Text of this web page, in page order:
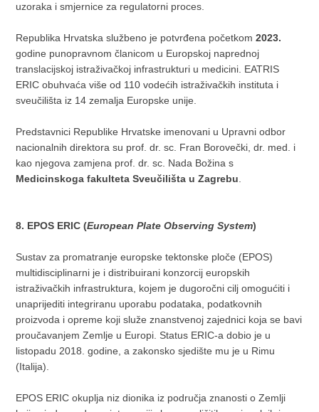
uzoraka i smjernice za regulatorni proces.
Republika Hrvatska službeno je potvrđena početkom2023.
godine punopravnom članicom u Europskoj naprednoj
translacijskoj istraživačkoj infrastrukturi u medicini. EATRIS
ERIC obuhvaća više od 110 vodećih istraživačkih instituta i
sveučilišta iz 14 zemalja Europske unije.
Predstavnici Republike Hrvatske imenovani u Upravni odbor
nacionalnih direktora su prof. dr. sc. Fran Borovečki, dr. med. i
kao njegova zamjena prof. dr. sc. Nada Božina s
Medicinskoga fakulteta Sveučilišta u Zagrebu
8. EPOS ERIC (European Plate Observing System)
Sustav za promatranje europske tektonske ploče (EPOS)
multidisciplinarni je i distribuirani konzorcij europskih
istraživačkih infrastruktura, kojem je dugoročni cilj omogućiti i
unaprijediti integriranu uporabu podataka, podatkovnih
proizvoda i opreme koji služe znanstvenoj zajednici koja se bavi
proučavanjem Zemlje u Europi. Status ERIC-a dobio je u
listopadu 2018. godine, a zakonsko sjedište mu je u Rimu
(Italija).
EPOS ERIC okuplja niz dionika iz područja znanosti o Zemlji